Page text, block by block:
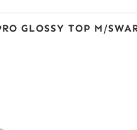
GLOSSY TOP M/